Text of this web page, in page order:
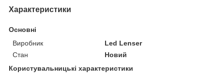
Характеристики
Основні
Виробник
Led Lenser
Стан
Новий
Користувальницькі характеристики